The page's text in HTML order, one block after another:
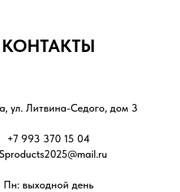
КОНТАКТЫ
ул. Литвина-Седого, дом 3
+7 993 370 15 04
Пн: выходной день